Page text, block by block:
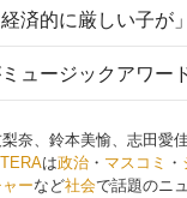
奈、鈴本美愉、志田愛
は政治 ・ マスコミ ・
ーなど社会で話題のニ